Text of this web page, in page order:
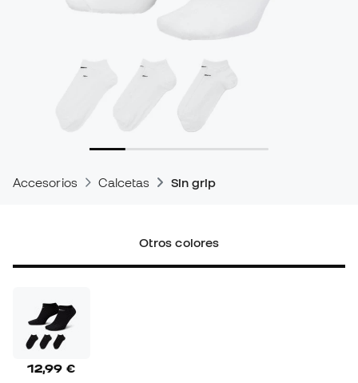
Accesorios Calcetas Sin grip
Otros colores
12,99 €